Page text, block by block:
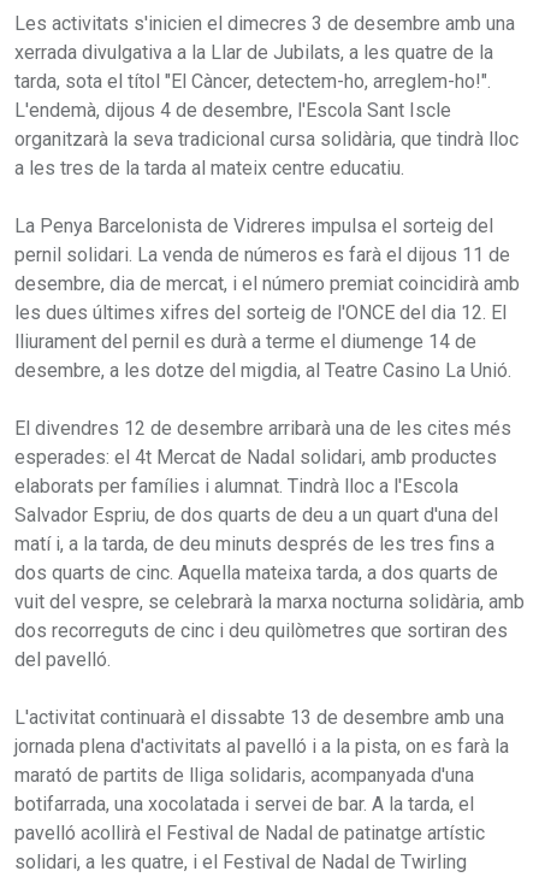
Les activitats s'inicien el dimecres 3 de desembre amb una
xerrada divulgativa a la Llar de Jubilats, a les quatre de la
tarda, sota el títol "El Càncer, detectem-ho, arreglem-ho!".
L'endemà, dijous 4 de desembre, l'Escola Sant Iscle
organitzarà la seva tradicional cursa solidària, que tindrà lloc
a les tres de la tarda al mateix centre educatiu.
La Penya Barcelonista de Vidreres impulsa el sorteig del
pernil solidari. La venda de números es farà el dijous 11 de
desembre, dia de mercat, i el número premiat coincidirà amb
les dues últimes xifres del sorteig de l'ONCE del dia 12. El
lliurament del pernil es durà a terme el diumenge 14 de
desembre, a les dotze del migdia, al Teatre Casino La Unió.
El divendres 12 de desembre arribarà una de les cites més
esperades: el 4t Mercat de Nadal solidari, amb productes
elaborats per famílies i alumnat. Tindrà lloc a l'Escola
Salvador Espriu, de dos quarts de deu a un quart d'una del
matí i, a la tarda, de deu minuts després de les tres fins a
dos quarts de cinc. Aquella mateixa tarda, a dos quarts de
vuit del vespre, se celebrarà la marxa nocturna solidària, amb
dos recorreguts de cinc i deu quilòmetres que sortiran des
del pavelló.
L'activitat continuarà el dissabte 13 de desembre amb una
jornada plena d'activitats al pavelló i a la pista, on es farà la
marató de partits de lliga solidaris, acompanyada d'una
botifarrada, una xocolatada i servei de bar. A la tarda, el
pavelló acollirà el Festival de Nadal de patinatge artístic
solidari, a les quatre, i el Festival de Nadal de Twirling